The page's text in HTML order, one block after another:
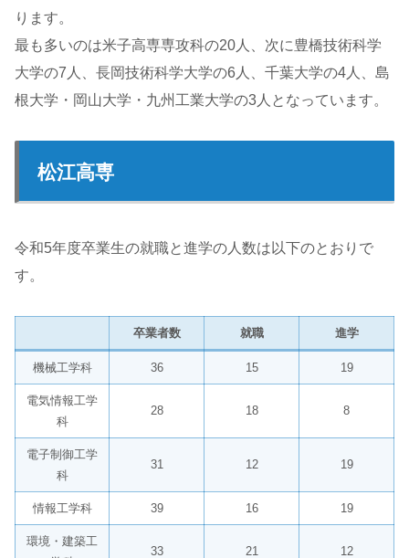
ります。
最も多いのは米子高専専攻科の20人、次に豊橋技術科学
大学の7人、長岡技術科学大学の6人、千葉大学の4人、島
根大学・岡山大学・九州工業大学の3人となっています。
松江高専
令和5年度卒業生の就職と進学の人数は以下のとおりで
す。
卒業者数 就職 進学
機械工学科 36 15 19
電気情報工学
科
28 18 8
電子制御工学
科
31 12 19
情報工学科 39 16 19
環境・建築工
33 21 12